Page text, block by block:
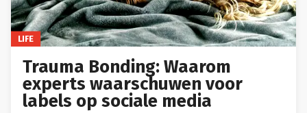
LIFE
Trauma Bonding: Waarom
experts waarschuwen voor
labels op sociale media